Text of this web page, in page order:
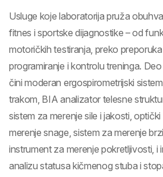
Usluge koje laboratorija pruža
fitnes i sportske dijagnostike – od
motoričkih testiranja, preko
programiranje i kontrolu treninga.
čini moderan ergospirometrijski
trakom, BIA analizator telesne
sistem za merenje sile i jakosti,
merenje snage, sistem za merenje
instrument za merenje pokretljivosti, i
analizu statusa kičmenog stuba i